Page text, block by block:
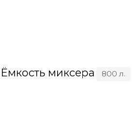
Ёмкость миксера 800 л.